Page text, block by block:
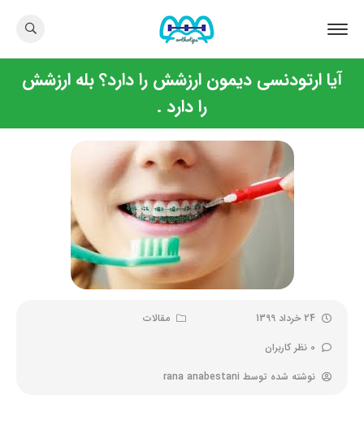
آیا ارتودنسی دیمون ارزشش را دارد؟ بله ارزشش
را دارد .
24 خرداد 1399
مقالات
0 نظر کاربران
نوشته شده توسط rana anabestani